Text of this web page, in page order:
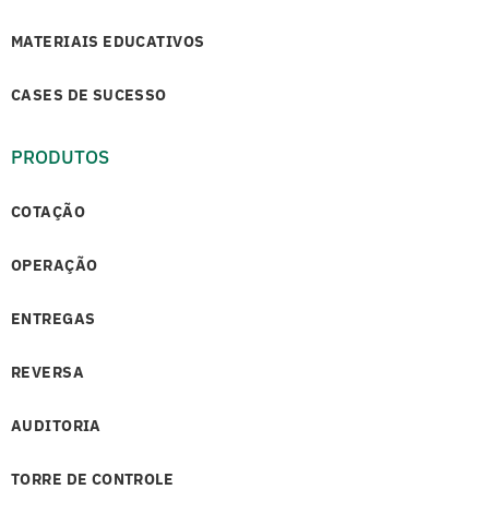
MATERIAIS EDUCATIVOS
CASES DE SUCESSO
PRODUTOS
COTAÇÃO
OPERAÇÃO
ENTREGAS
REVERSA
AUDITORIA
TORRE DE CONTROLE